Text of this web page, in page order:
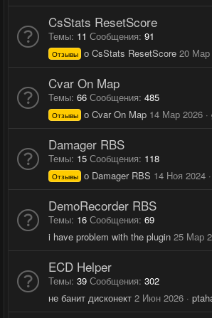
CsStats ResetScore
Темы 11 Сообщения 91
Отзывы о CsStats ResetScore 20 Мар
Cvar On Map
Темы 66 Сообщения 485
Отзывы о Cvar On Map 14 Мар 2026
Damager RBS
Темы 15 Сообщения 118
Отзывы о Damager RBS 14 Ноя 2024
DemoRecorder RBS
Темы 16 Сообщения 69
i have problem with the plugin 25 Мар
ECD Helper
Темы 39 Сообщения 302
не банит дисконект 2 Июн 2026